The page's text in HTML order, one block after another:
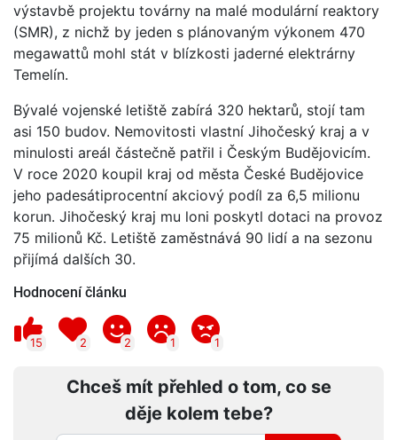
výstavbě projektu továrny na malé modulární reaktory
(SMR), z nichž by jeden s plánovaným výkonem 470
megawattů mohl stát v blízkosti jaderné elektrárny
Temelín.
Bývalé vojenské letiště zabírá 320 hektarů, stojí tam
asi 150 budov. Nemovitosti vlastní Jihočeský kraj a v
minulosti areál částečně patřil i Českým Budějovicím.
V roce 2020 koupil kraj od města České Budějovice
jeho padesátiprocentní akciový podíl za 6,5 milionu
korun. Jihočeský kraj mu loni poskytl dotaci na provoz
75 milionů Kč. Letiště zaměstnává 90 lidí a na sezonu
přijímá dalších 30.
Hodnocení článku
15 2 2 1 1
Chceš mít přehled o tom, co se
děje kolem tebe?